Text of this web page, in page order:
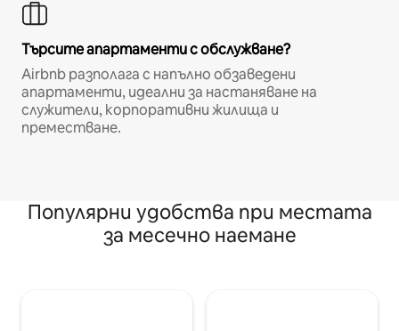
Търсите апартаменти с обслужване?
Airbnb разполага с напълно обзаведени
апартаменти, идеални за настаняване на
служители, корпоративни жилища и
преместване.
Популярни удобства при местата
за месечно наемане